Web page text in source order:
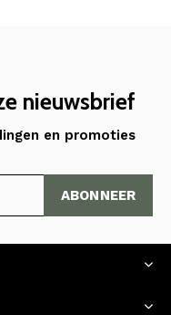
nieuwsbrief
en promoties
ABONNEER